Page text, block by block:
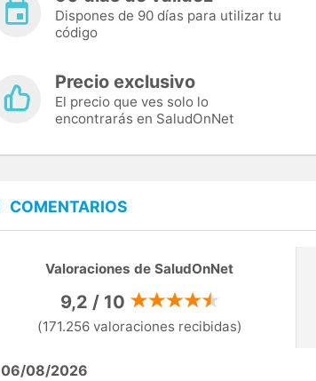
Dispones de 90 días para utilizar tu
código
Precio exclusivo
El precio que ves solo lo
encontrarás en SaludOnNet
COMENTARIOS
Valoraciones de SaludOnNet
9,2 / 10
(171.256 valoraciones recibidas)
06/08/2026